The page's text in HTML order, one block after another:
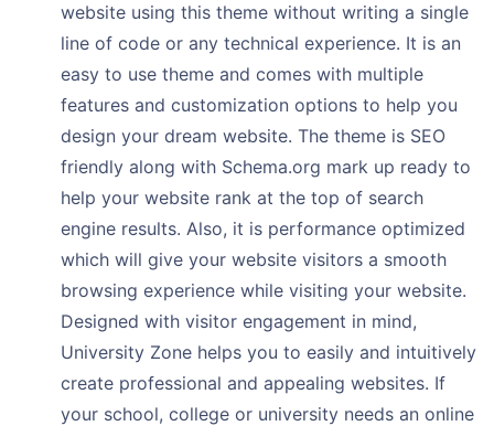
website using this theme without writing a single
line of code or any technical experience. It is an
easy to use theme and comes with multiple
features and customization options to help you
design your dream website. The theme is SEO
friendly along with Schema.org mark up ready to
help your website rank at the top of search
engine results. Also, it is performance optimized
which will give your website visitors a smooth
browsing experience while visiting your website.
Designed with visitor engagement in mind,
University Zone helps you to easily and intuitively
create professional and appealing websites. If
your school, college or university needs an online